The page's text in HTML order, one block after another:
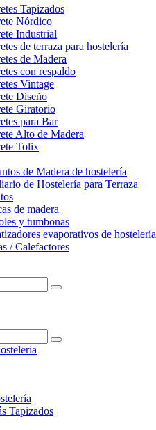
Tapizados
Nórdico
Industrial
de terraza para hostelería
de Madera
con respaldo
Vintage
Diseño
Giratorio
para Bar
Alto de Madera
Tolix
de Madera de hostelería
de Hostelería para Terraza
de madera
y tumbonas
evaporativos de hostelería
/ Calefactores
Tapizados